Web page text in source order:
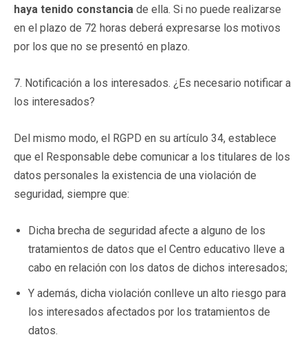
haya tenido constancia de ella. Si no puede realizarse
en el plazo de 72 horas deberá expresarse los motivos
por los que no se presentó en plazo.
7. Notificación a los interesados. ¿Es necesario notificar a
los interesados?
Del mismo modo, el RGPD en su artículo 34, establece
que el Responsable debe comunicar a los titulares de los
datos personales la existencia de una violación de
seguridad, siempre que:
Dicha brecha de seguridad afecte a alguno de los
tratamientos de datos que el Centro educativo lleve a
cabo en relación con los datos de dichos interesados;
Y además, dicha violación conlleve un alto riesgo para
los interesados afectados por los tratamientos de
datos.